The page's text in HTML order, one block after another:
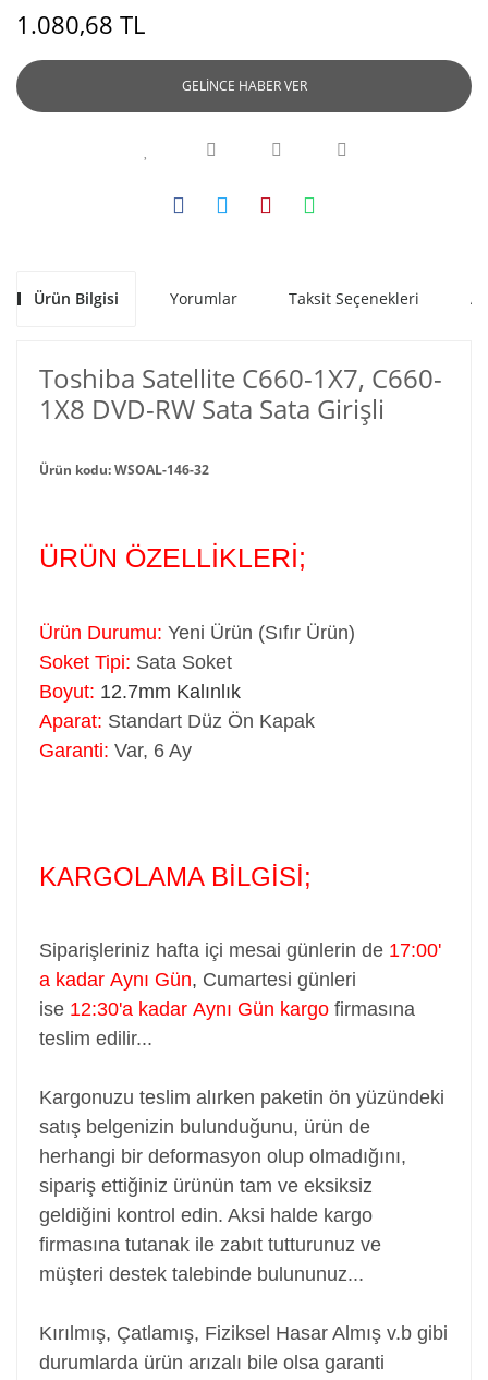
1.080,68 TL
GELİNCE HABER VER
Ürün Bilgisi Yorumlar Taksit Seçenekleri
Toshiba Satellite C660-1X7, C660-
1X8 DVD-RW Sata Sata Girişli
Ürün kodu: WSOAL-146-32
ÜRÜN ÖZELLİKLERİ;
Ürün Durumu: Yeni Ürün (Sıfır Ürün)
Soket Tipi: Sata Soket
Boyut: 12.7mm Kalınlık
Aparat: Standart Düz Ön Kapak
Garanti: Var, 6 Ay
KARGOLAMA BİLGİSİ;
Siparişleriniz hafta içi mesai günlerin de 17:00'
a kadar Aynı Gün, Cumartesi günleri
ise 12:30'a kadar Aynı Gün kargo firmasına
teslim edilir...
Kargonuzu teslim alırken paketin ön yüzündeki
satış belgenizin bulunduğunu, ürün de
herhangi bir deformasyon olup olmadığını,
sipariş ettiğiniz ürünün tam ve eksiksiz
geldiğini kontrol edin. Aksi halde kargo
firmasına tutanak ile zabıt tutturunuz ve
müşteri destek talebinde bulununuz...
Kırılmış, Çatlamış, Fiziksel Hasar Almış v.b gibi
durumlarda ürün arızalı bile olsa garanti